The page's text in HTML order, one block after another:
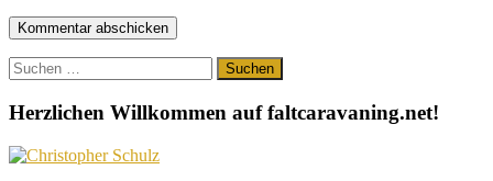
Suchen
nach:
Herzlichen Willkommen auf faltcaravaning.net!